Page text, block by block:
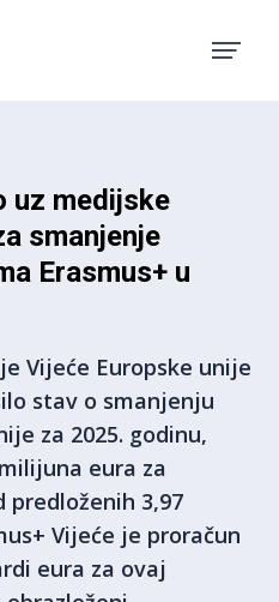
uz medijske
smanjenje
Erasmus+ u
Vijeće Europske unije
stav o smanjenju
za 2025. godinu,
eura za
predloženih 3,97
Vijeće je proračun
eura za ovaj